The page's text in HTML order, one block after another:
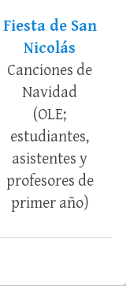
Fiesta de San
Nicolás
Canciones de
Navidad
(OLE;
estudiantes,
asistentes y
profesores de
primer año)